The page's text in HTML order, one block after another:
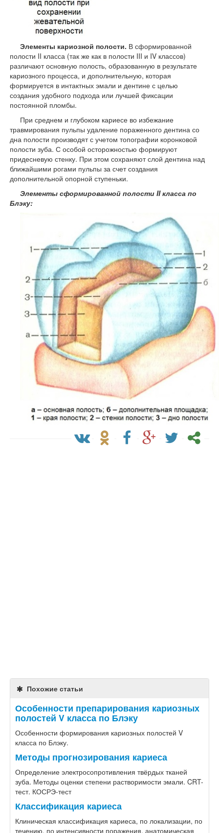
Элементы кариозной полости. В сформированной
полости II класса (так же как в полости III и IV классов)
различают основную полость, образованную в результате
кариозного процесса, и дополнительную, которая
формируется в интактных эмали и дентине с целью
создания удобного подхода или лучшей фиксации
постоянной пломбы.
При среднем и глубоком кариесе во избежание
травмирования пульпы удаление пораженного дентина со
дна полости производят с учетом топографии коронковой
полости зуба. С особой осторожностью формируют
придесневую стенку. При этом сохраняют слой дентина над
ближайшими рогами пульпы за счет создания
дополнительной опорной ступеньки.
Элементы сформированной полости II класса по
Блэку:
Похожие статьи
Особенности препарирования кариозных
полостей V класса по Блэку
Особенности формирования кариозных полостей V
класса по Блэку.
Методы прогнозирования кариеса
Определение электросопротивления твёрдых тканей
зуба. Методы оценки степени растворимости эмали. CRT-
тест. КОСРЭ-тест
Классификация кариеса
Клиническая классификация кариеса, по локализации, по
течению, по интенсивности поражения, анатомическая